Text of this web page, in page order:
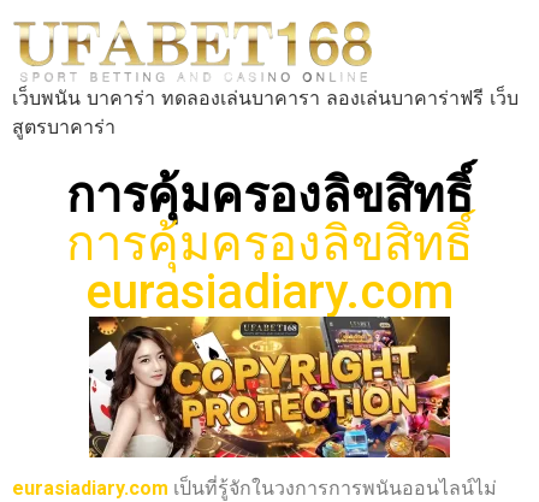
เว็บพนัน บาคาร่า ทดลองเล่นบาคารา ลองเล่นบาคาร่าฟรี เว็บ
สูตรบาคาร่า
การคุ้มครองลิขสิทธิ์
การคุ้มครองลิขสิทธิ์
eurasiadiary.com
eurasiadiary.com เป็นที่รู้จักในวงการการพนันออนไลน์ไม่